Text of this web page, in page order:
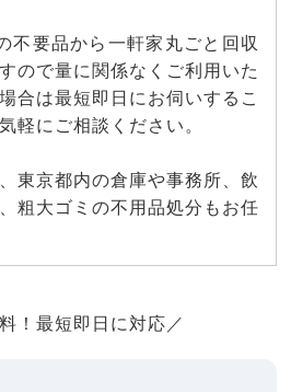
不要品から一軒家丸ごと回収
ので量に関係なくご利用いた
合は最短即日にお伺いするこ
軽にご相談ください。
東京都内の倉庫や事務所、飲
粗大ゴミの不用品処分もお任
！最短即日に対応／